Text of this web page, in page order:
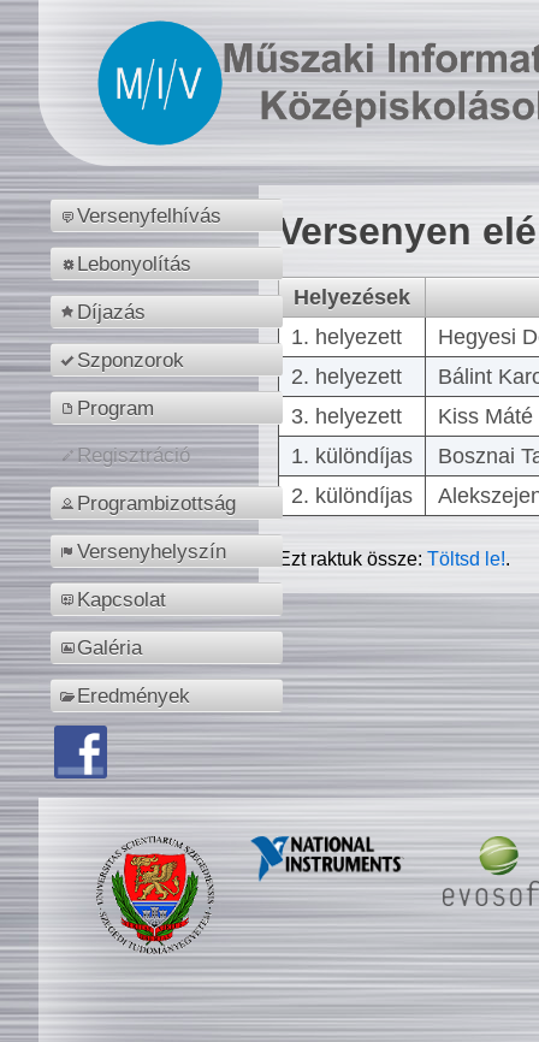
Versenyfelhívás
Lebonyolítás
Díjazás
Szponzorok
Program
Regisztráció
Programbizottság
Versenyhelyszín
Kapcsolat
Galéria
Eredmények
Versenyen
Helyezések
1. helyezett
Hegyesi
2. helyezett
Bálint
3. helyezett
Kiss
1. különdíjas
Bosznai
2. különdíjas
Ezt raktuk össze:Töltsd le!.